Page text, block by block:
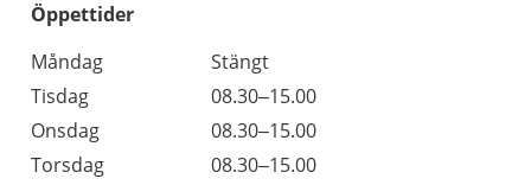
Öppettider
Dag
Öppettider
Kommentarer
Måndag
Stängt
Tisdag
08.30–15.00
Onsdag
08.30–15.00
Torsdag
08.30–15.00